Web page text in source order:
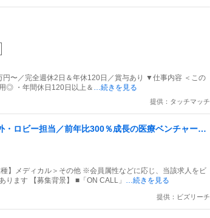
円〜／完全週休2⽇＆年休120日／賞与あり ▼仕事内容 ＜この
◎ ・年間休⽇120⽇以上＆ …続きを見る
提供：タッチマッチ
ロビー担当／前年比300％成長の医療ベンチャーで
】メディカル＞その他 ※会員属性などに応じ、当該求人をビ
ます 【募集背景】 ■「ON CALL」 …続きを見る
提供：ビズリーチ